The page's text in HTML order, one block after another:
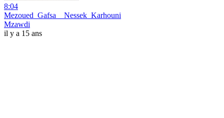
8:04
Mezoued_Gafsa__Nessek_Karhouni
Mzawdi
il y a 15 ans